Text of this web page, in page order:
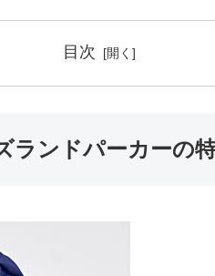
目次
ンドパーカーの